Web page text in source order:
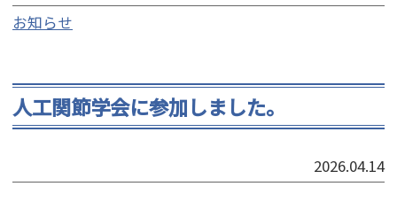
お知らせ
人工関節学会に参加しました。
2026.04.14